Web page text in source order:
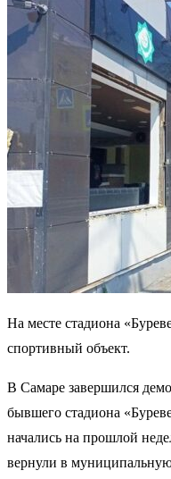
На месте стадиона
спортивный объект.
В Самаре завершился
бывшего стадиона
начались на прошлой
вернули в муниципальную